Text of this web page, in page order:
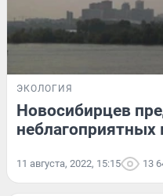
ЭКОЛОГИЯ
Новосибирцев
неблагоприятных
11 августа, 2022, 15:15 13